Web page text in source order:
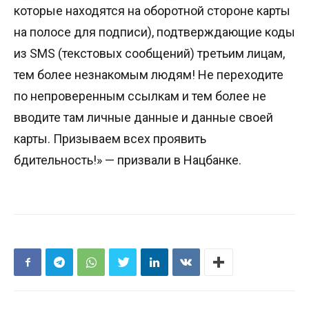
которые находятся на оборотной стороне карты
на полосе для подписи), подтверждающие коды
из SMS (текстовых сообщений) третьим лицам,
тем более незнакомым людям! Не переходите
по непроверенным ссылкам и тем более не
вводите там личные данные и данные своей
карты. Призываем всех проявить
бдительность!» — призвали в Нацбанке.